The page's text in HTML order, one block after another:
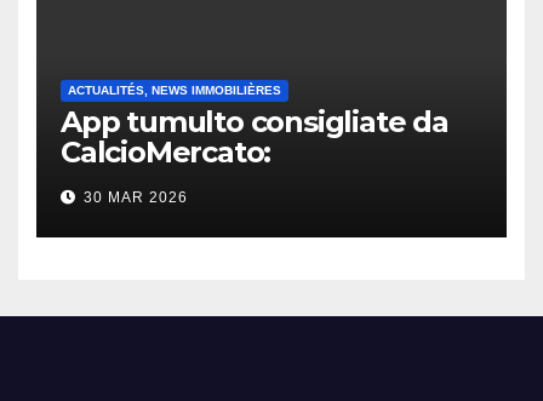
ACTUALITÉS, NEWS IMMOBILIÈRES
App tumulto consigliate da
CalcioMercato:
considerazione di gennaio
2026
30 MAR 2026